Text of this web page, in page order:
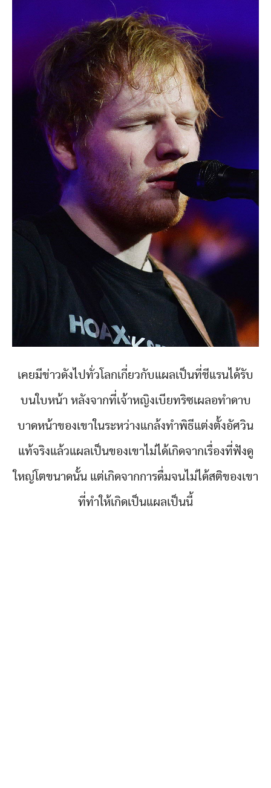
เคยมีข่าวดังไปทั่วโลกเกี่ยวกับแผลเป็นที่ชีแรนได้รับ
บนใบหน้า หลังจากที่เจ้าหญิงเบียทริซเผลอทำดาบ
บาดหน้าของเขาในระหว่างแกล้งทำพิธีแต่งตั้งอัศวิน
แท้จริงแล้วแผลเป็นของเขาไม่ได้เกิดจากเรื่องที่ฟังดู
ใหญ่โตขนาดนั้น แต่เกิดจากการดื่มจนไม่ได้สติของเขา
ที่ทำให้เกิดเป็นแผลเป็นนี้